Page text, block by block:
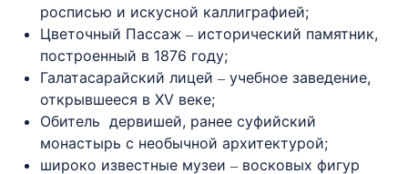
росписью и искусной каллиграфией;
Цветочный Пассаж – исторический памятник,
построенный в 1876 году;
Галатасарайский лицей – учебное заведение,
открывшееся в XV веке;
Обитель дервишей, ранее суфийский
монастырь с необычной архитектурой;
широко известные музеи – восковых фигур